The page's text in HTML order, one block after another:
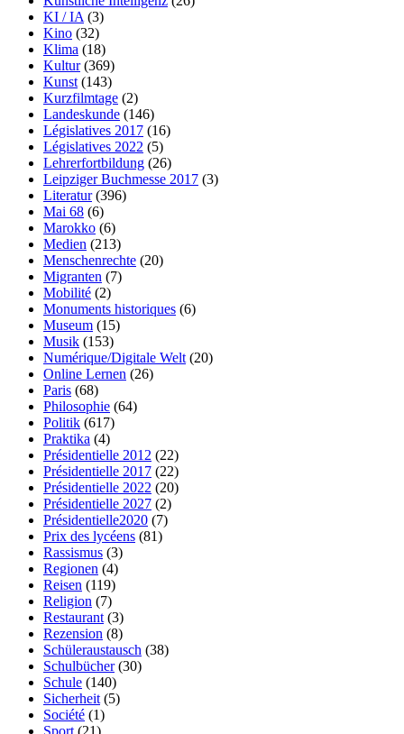
KI / IA(3)
Kino (32)
Klima (18)
Kultur(369)
Kunst(143)
Kurzfilmtage (2)
Landeskunde (146)
Législatives 2017 (16)
Législatives 2022 (5)
Lehrerfortbildung (26)
Leipziger Buchmesse 2017 (3)
Literatur(396)
Mai 68 (6)
Marokko (6)
Medien (213)
Menschenrechte (20)
Migranten (7)
Mobilité (2)
Monuments historiques (6)
Museum (15)
Musik (153)
Numérique/Digitale Welt(20)
Online Lernen (26)
Paris (68)
Philosophie (64)
Politik (617)
Praktika (4)
Présidentielle 2012 (22)
Présidentielle 2017 (22)
Présidentielle 2022 (20)
Présidentielle 2027 (2)
Présidentielle2020 (7)
Prix des lycéens (81)
Rassismus (3)
Regionen (4)
Reisen (119)
Religion (7)
Restaurant(3)
Rezension (8)
Schüleraustausch (38)
Schulbücher(30)
Schule (140)
Sicherheit(5)
Société (1)